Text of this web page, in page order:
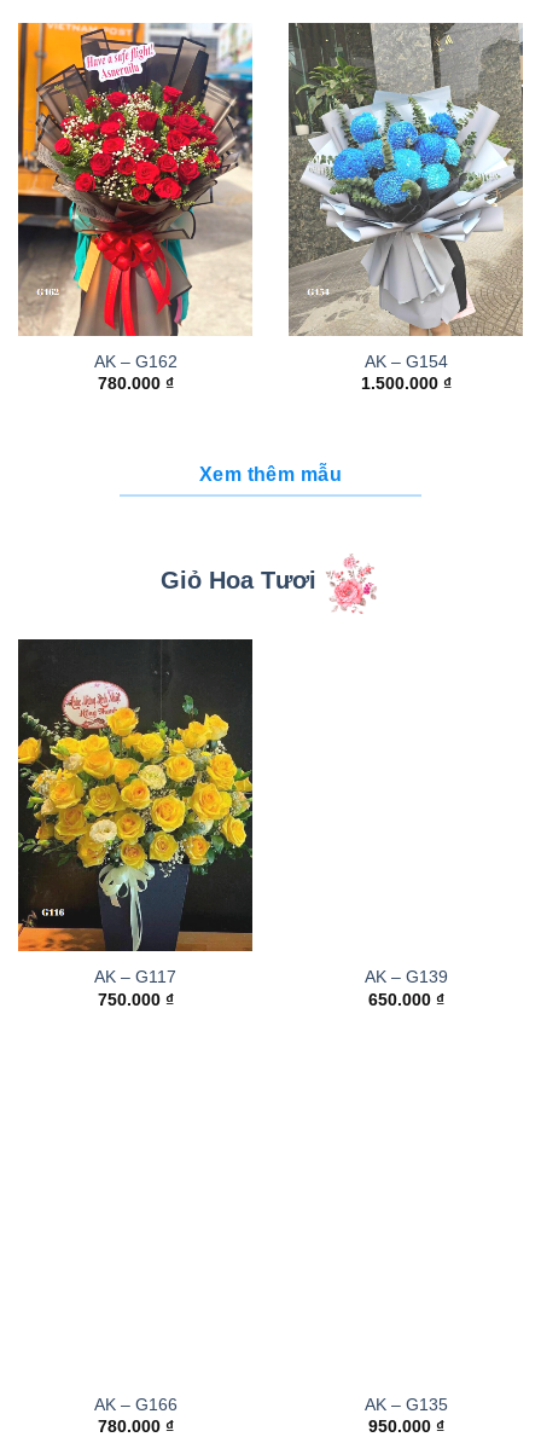
AK – G162
780.000 ₫
AK – G154
1.500.000 ₫
Xem thêm mẫu
Giỏ Hoa Tươi
AK – G117
750.000 ₫
AK – G139
650.000 ₫
AK – G166
780.000 ₫
AK – G135
950.000 ₫